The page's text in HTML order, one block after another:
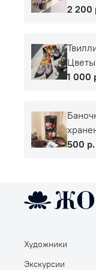
2 200
Цветы
1 000
500 р.
Художники
Экскурсии